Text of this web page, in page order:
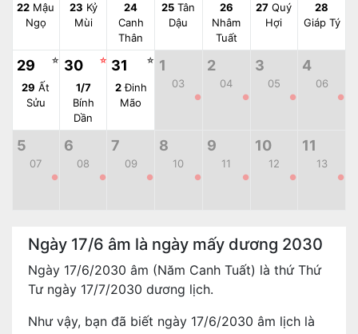
22 Mậu
Ngọ
23 Kỷ
Mùi
24
Canh
Thân
25 Tân
Dậu
26
Nhâm
Tuất
27 Quý
Hợi
28
Giáp Tý
29 ☆
29 Ất
Sửu
30 ☆
1/7
Bính
Dần
31 ☆
2Đinh
Mão
1
03
●
2
04
●
3
05
●
4
06
●
5
07
●
6
08
●
7
09
●
8
10
●
9
11
●
10
12
●
11
13
●
Ngày 17/6 âm là ngày mấy dương 2030
Ngày 17/6/2030 âm (Năm Canh Tuất) là thứ Thứ
Tư ngày 17/7/2030 dương lịch.
Như vậy, bạn đã biết ngày 17/6/2030 âm lịch là